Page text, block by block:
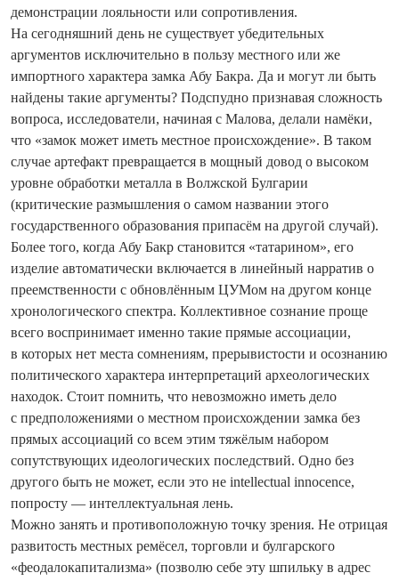
демонстрации лояльности или сопротивления.
На сегодняшний день не существует убедительных
аргументов исключительно в пользу местного или же
импортного характера замка Абу Бакра. Да и могут ли быть
найдены такие аргументы? Подспудно признавая сложность
вопроса, исследователи, начиная с Малова, делали намёки,
что «замок может иметь местное происхождение». В таком
случае артефакт превращается в мощный довод о высоком
уровне обработки металла в Волжской Булгарии
(критические размышления о самом названии этого
государственного образования припасём на другой случай).
Более того, когда Абу Бакр становится «татарином», его
изделие автоматически включается в линейный нарратив о
преемственности с обновлённым ЦУМом на другом конце
хронологического спектра. Коллективное сознание проще
всего воспринимает именно такие прямые ассоциации,
в которых нет места сомнениям, прерывистости и осознанию
политического характера интерпретаций археологических
находок. Стоит помнить, что невозможно иметь дело
с предположениями о местном происхождении замка без
прямых ассоциаций со всем этим тяжёлым набором
сопутствующих идеологических последствий. Одно без
другого быть не может, если это не intellectual innocence,
попросту — интеллектуальная лень.
Можно занять и противоположную точку зрения. Не отрицая
развитость местных ремёсел, торговли и булгарского
«феодалокапитализма» (позволю себе эту шпильку в адрес